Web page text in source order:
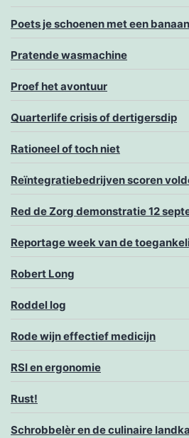
Poets je schoenen met een banaan
Pratende wasmachine
Proef het avontuur
Quarterlife crisis of dertigersdip
Rationeel of toch niet
Reïntegratiebedrijven scoren
Red de Zorg demonstratie 12
Reportage week van de
Robert Long
Roddel log
Rode wijn effectief medicijn
RSI en ergonomie
Rust!
Schrobbelèr en de culinaire